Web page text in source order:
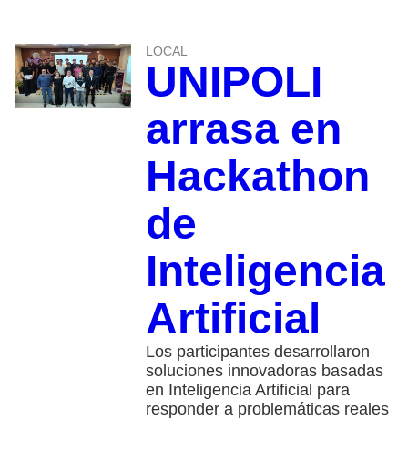
LOCAL
UNIPOLI
arrasa en
Hackathon
de
Inteligencia
Artificial
Los participantes desarrollaron
soluciones innovadoras basadas
en Inteligencia Artificial para
responder a problemáticas reales